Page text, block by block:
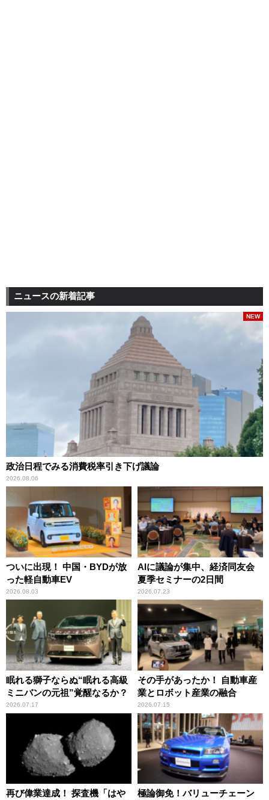
ニュースの新着記事
政治日程でみる消費税率引き下げ議論
2026.08.06
NEW
ついに出現！ 中国・BYDが放
った軽自動車EV
2026.08.03
AIに議論が集中、経済同友会
夏季セミナーの2日間
2026.07.23
眠れる獅子ならぬ“眠れる高級
ミニバンの元祖”覚醒なるか？
2026.07.17
その手があったか！ 自動車産
業とロボット産業の融合
2026.07.15
再び偉業達成！ 探査機「はや
極論御免！バリューチェーン